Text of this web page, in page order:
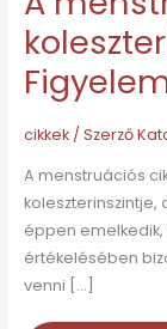
cikkek/ Szerző
A menstruációs
koleszterinszintje,
éppen
értékelésében
venni […]